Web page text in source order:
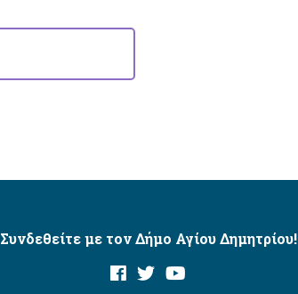
Συνδεθείτε με τον Δήμο Αγίου Δημητρίου!